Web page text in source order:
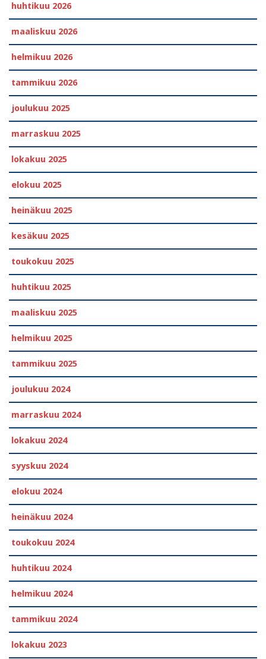
huhtikuu 2026
maaliskuu 2026
helmikuu 2026
tammikuu 2026
joulukuu 2025
marraskuu 2025
lokakuu 2025
elokuu 2025
heinäkuu 2025
kesäkuu 2025
toukokuu 2025
huhtikuu 2025
maaliskuu 2025
helmikuu 2025
tammikuu 2025
joulukuu 2024
marraskuu 2024
lokakuu 2024
syyskuu 2024
elokuu 2024
heinäkuu 2024
toukokuu 2024
huhtikuu 2024
helmikuu 2024
tammikuu 2024
lokakuu 2023